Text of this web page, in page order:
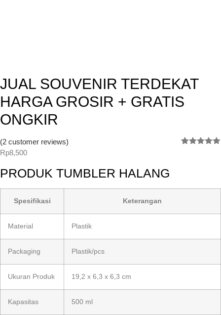
JUAL SOUVENIR TERDEKAT
HARGA GROSIR + GRATIS
ONGKIR
(2 customer reviews)
Rp8,500
PRODUK TUMBLER HALANG
Spesifikasi Keterangan
Material Plastik
Packaging Plastik/pcs
Ukuran Produk 19,2 x 6,3 x 6,3 cm
Kapasitas 500 ml